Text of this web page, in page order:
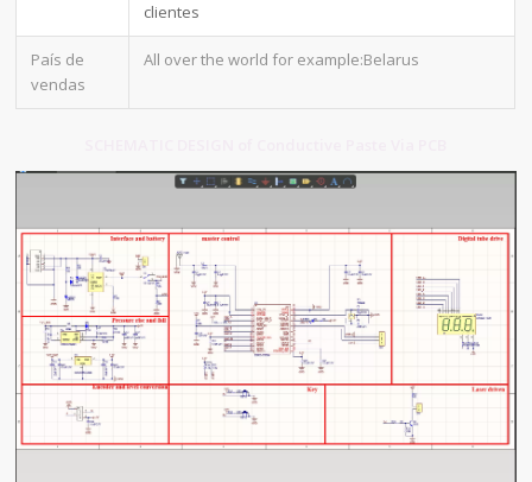
clientes
País de
vendas
All over the world for example:Belarus